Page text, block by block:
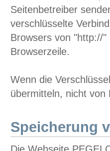
Seitenbetreiber
verschlüsselte
Browsers von "http://
Browserzeile.
Wenn die
übermitteln, nicht von
Speicherung